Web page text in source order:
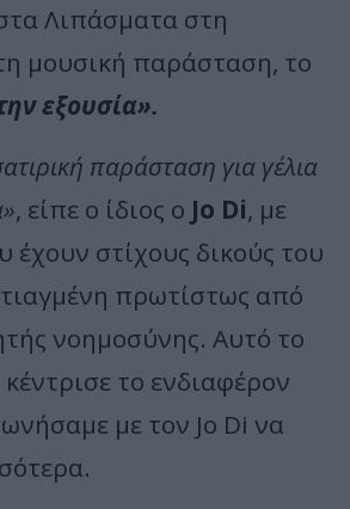
Λιπάσματα στη
μουσική παράσταση, το
εξουσία».
παράσταση για γέλια
, είπε ο ίδιος ο Jo Di, με
έχουν στίχους δικούς του
πρωτίστως από
νοημοσύνης. Αυτό το
το ενδιαφέρον
με τον Jo Di να